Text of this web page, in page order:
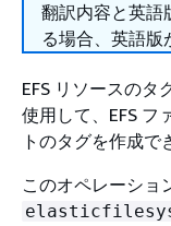
翻訳内容と英語
る場合、英語版
EFS リソースのタ
使用して、EFS フ
トのタグを作成で
このオペレーショ